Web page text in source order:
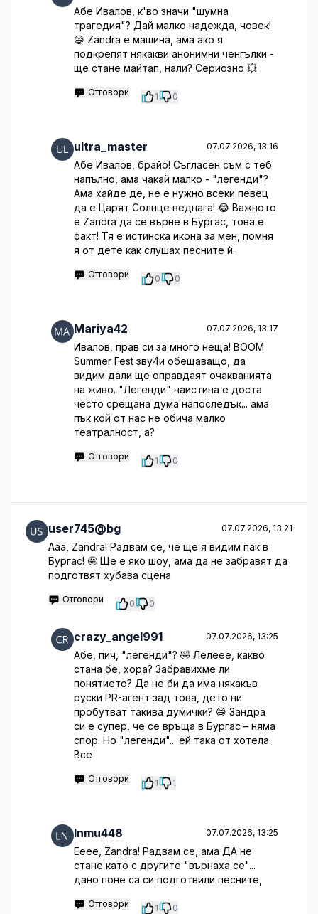
Абе Ивалов, к'во значи "шумна
трагедия"? Дай малко надежда, човек!
😅 Zandra е машина, ама ако я
подкрепят някакви анонимни ченгълки -
ще стане майтап, нали? Сериозно 💥
Отговори 1 0
ultra_master 07.07.2026, 13:16
Абе Ивалов, брайо! Съгласен съм с теб
напълно, ама чакай малко - "легенди"?
Ама хайде де, не е нужно всеки певец
да е Царят Солнце веднага! 😂 Важното
е Zandra да се върне в Бургас, това е
факт! Тя е истинска икона за мен, помня
я от дете как слушах песните ѝ.
Отговори 0 0
Mariya42 07.07.2026, 13:17
Ивалов, прав си за много неща! BOOM
Summer Fest зву4и обещаващо, да
видим дали ще оправдаят очакванията
на живо. "Легенди" наистина е доста
често срещана дума напоследък... ама
пък кой от нас не обича малко
театралност, а?
Отговори 1 0
user745@bg 07.07.2026, 13:21
Ааа, Zandra! Радвам се, че ще я видим пак в
Бургас! 🤩 Ще е яко шоу, ама да не забравят да
подготвят хубава сцена
Отговори 0 0
crazy_angel991 07.07.2026, 13:25
Абе, пич, "легенди"? 🤣 Лелеее, какво
стана бе, хора? Забравихме ли
понятието? Да не би да има някакъв
руски PR-агент зад това, дето ни
пробутват такива думички? 😅 Зандра
си е супер, че се връща в Бургас – няма
спор. Но "легенди"... ей така от хотела.
Все
Отговори 1 1
lnmu448 07.07.2026, 13:25
Ееее, Zandra! Радвам се, ама ДА не
стане като с другите "върнаха се"...
дано поне са си подготвили песните,
Отговори 1 0